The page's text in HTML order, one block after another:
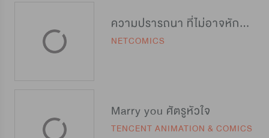
ความปรารถนา ที่ไม่อาจหักห้ามใจ
NETCOMICS
Marry you ศัตรูหัวใจ
TENCENT ANIMATION & COMICS